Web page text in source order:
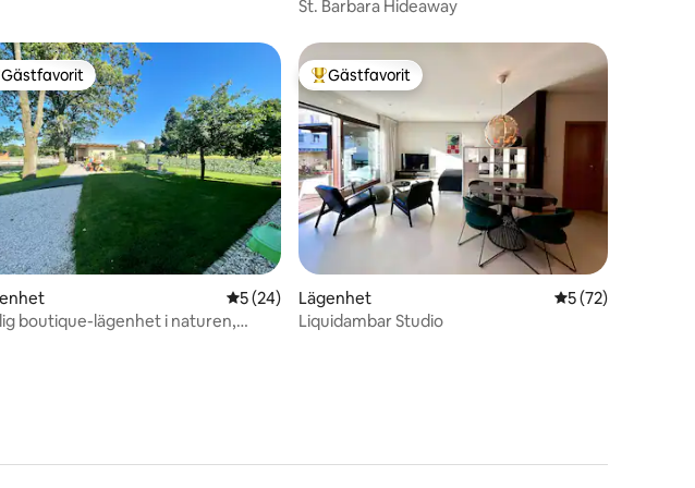
St. Barbara Hideaway
betyg, 88 omdömen
gästfavorit
Gästfavorit
5 av 5 i genomsnittligt betyg, 24 omdömen
5 (24)
boutique-lägenhet i naturen,
Populär gästfavorit
Gästfavorit
Lägenhet 5 av 5 i
5 (72)
Liquidambar Studio